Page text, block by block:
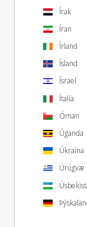
Írak
Íran
Írland
Ísland
Ísrael
Ítalía
Óman
Úganda
Úkraína
Úrúgvæ